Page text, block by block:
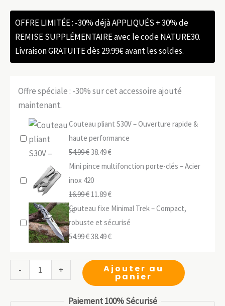
OFFRE LIMITÉE : -30% déjà APPLIQUÉS + 30% de
REMISE SUPPLÉMENTAIRE avec le code NATURE30.
Livraison GRATUITE dès 29.99€ avant les soldes.
Offre spéciale : -30% sur cet accessoire ajouté
maintenant.
Couteau pliant S30V – Ouverture rapide &
haute performance
54.99€Le
prix
initial
était :
54.99 €.
38.49€Le
prix
est :
38.49 €.
Mini pince multifonction porte-clés – Acier
inox 420
16.99€ Le
prix
initial
était :
11.89€Le
prix
actuel
est :
Couteau fixe Minimal Trek – Compact,
robuste et sécurisé
54.99€Le
initial
38.49€Le
actuel
est :
-
quantité
de
+ Ajouter au
panier
Paiement 100% Sécurisé